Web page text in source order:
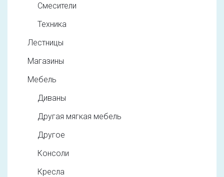
Смесители
Техника
Лестницы
Магазины
Мебель
Диваны
Другая мягкая мебель
Другое
Консоли
Кресла